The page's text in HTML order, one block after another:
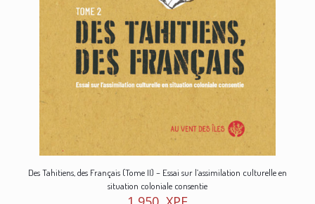
Des Tahitiens, des Français (Tome II) – Essai sur l’assimilation culturelle en
situation coloniale consentie